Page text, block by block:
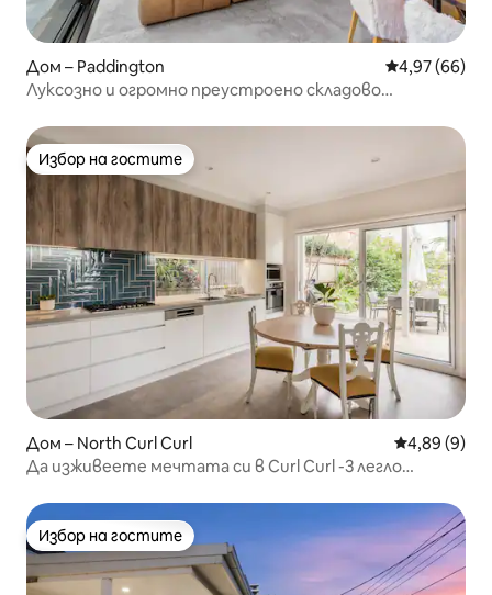
Дом – Paddington Средна
4,97 (66)
Луксозно и огромно преустроено складово
Избор на гостите
Избор на гостите
Дом – North Curl Curl Средна
4,89 (9)
Да изживеете мечтата си в Curl Curl -3 легло
Избор на гостите
Избор на гостите